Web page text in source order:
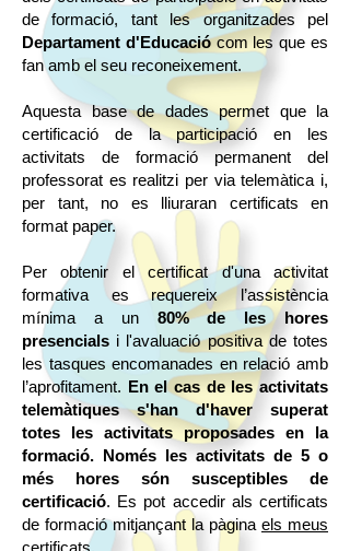
de formació, tant les organitzades pel
Departament d'Educaciócom les que es
fan amb el seu reconeixement.
Aquesta base de dades permet que la
certificació de la participació en les
activitats de formació permanent del
professorat es realitzi per via telemàtica i,
per tant, no es lliuraran certificats en
format paper.
Per obtenir el certificat d'una activitat
formativa es requereix l’assistència
mínima a un 80% de les hores
presencials i l'avaluació positiva de totes
les tasques encomanades en relació amb
l’aprofitament. En el cas de les activitats
telemàtiques s'han d'haver superat
totes les activitats proposades en la
formació. Només les activitats de 5 o
més hores són susceptibles de
certificació. Es pot accedir als certificats
de formació mitjançant la pàgina els meus
certificats.